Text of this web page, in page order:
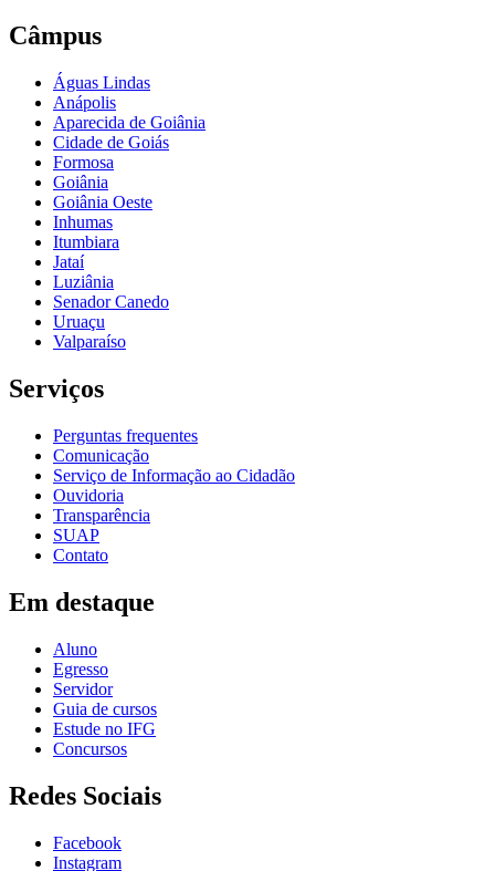
Câmpus
Águas Lindas
Anápolis
Aparecida de Goiânia
Cidade de Goiás
Formosa
Goiânia
Goiânia Oeste
Inhumas
Itumbiara
Jataí
Luziânia
Senador Canedo
Uruaçu
Valparaíso
Serviços
Perguntas frequentes
Comunicação
Serviço de Informação ao Cidadão
Ouvidoria
Transparência
SUAP
Contato
Em destaque
Aluno
Egresso
Servidor
Guia de cursos
Estude no IFG
Concursos
Redes Sociais
Facebook
Instagram